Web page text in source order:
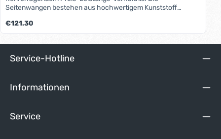
Seitenwangen bestehen aus hochwertigem Kunststoff
Seitliche Verstärkungslaschen sorgen für hohe Belastbarkeit.
Alle Metallteile sind aus rost- und säurebeständigem
Edelstahl. Einsatzbereich: - Fall- und Streckerleinen -
Regulärer Preis:
€121.30
Service-Hotline
Informationen
Service